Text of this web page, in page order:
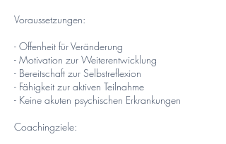
Voraussetzungen:
- Offenheit für Veränderung
- Motivation zur Weiterentwicklung
- Bereitschaft zur Selbstreflexion
- Fähigkeit zur aktiven Teilnahme
- Keine akuten psychischen Erkrankungen
Coachingziele: